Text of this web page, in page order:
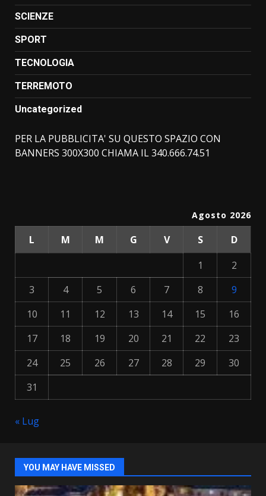
SCIENZE
SPORT
TECNOLOGIA
TERREMOTO
Uncategorized
PER LA PUBBLICITA' SU QUESTO SPAZIO CON
BANNERS 300X300 CHIAMA IL 340.666.74.51
Agosto 2026
L M M G V S
D
1
2
3
4 5 6 7 8
9
10
11 12 13 14 15
16
17
18 19 20 21 22
23
24
25 26 27 28 29
30
31
« Lug
YOU MAY HAVE MISSED